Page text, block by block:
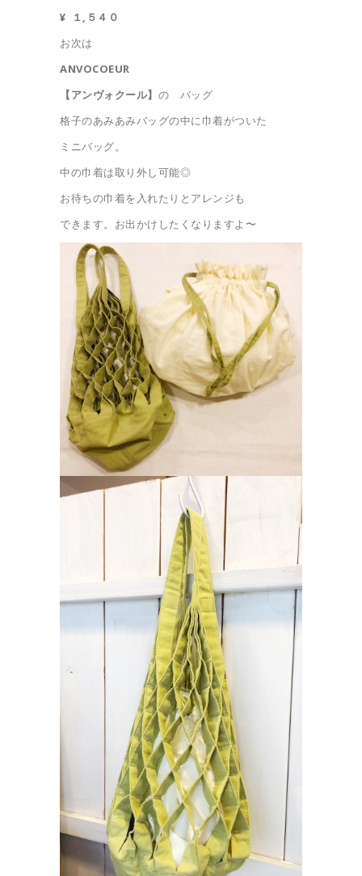
¥ １,５４０
お次は
ANVOCOEUR
【アンヴォクール】 の バッグ
格子のあみあみバッグの中に巾着がついた
ミニバッグ。
中の巾着は取り外し可能◎
お待ちの巾着を入れたりとアレンジも
できます。お出かけしたくなりますよ〜